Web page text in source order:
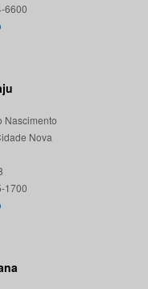
Nascimento
Nova